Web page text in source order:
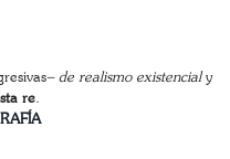
– de realismo existencialy
re.